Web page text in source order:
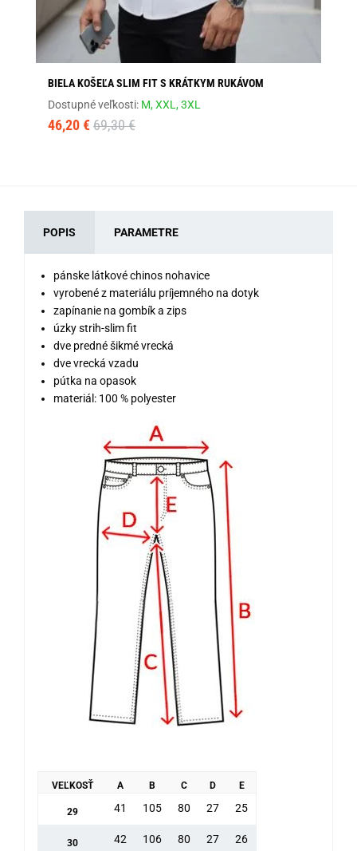
BIELA KOŠEĽA SLIM FIT S KRÁTKYM RUKÁVOM
Dostupné veľkosti: M,XXL,3XL
46,20 € 69,30 €
POPIS PARAMETRE
pánske látkové chinos nohavice
vyrobené z materiálu príjemného na dotyk
zapínanie na gombík a zips
úzky strih-slim fit
dve predné šikmé vrecká
dve vrecká vzadu
pútka na opasok
materiál: 100 % polyester
VEĽKOSŤ A B C D E
29 41 105 80 27 25
30 42 106 80 27 26